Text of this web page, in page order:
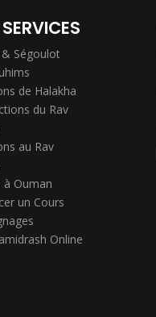
& Ségoulot
de Halakha
du Rav
au Rav
à Ouman
un Cours
Online